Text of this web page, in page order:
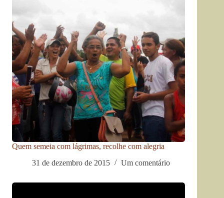
Quem semeia com lágrimas, recolhe com alegria
31 de dezembro de 2015
Um comentário